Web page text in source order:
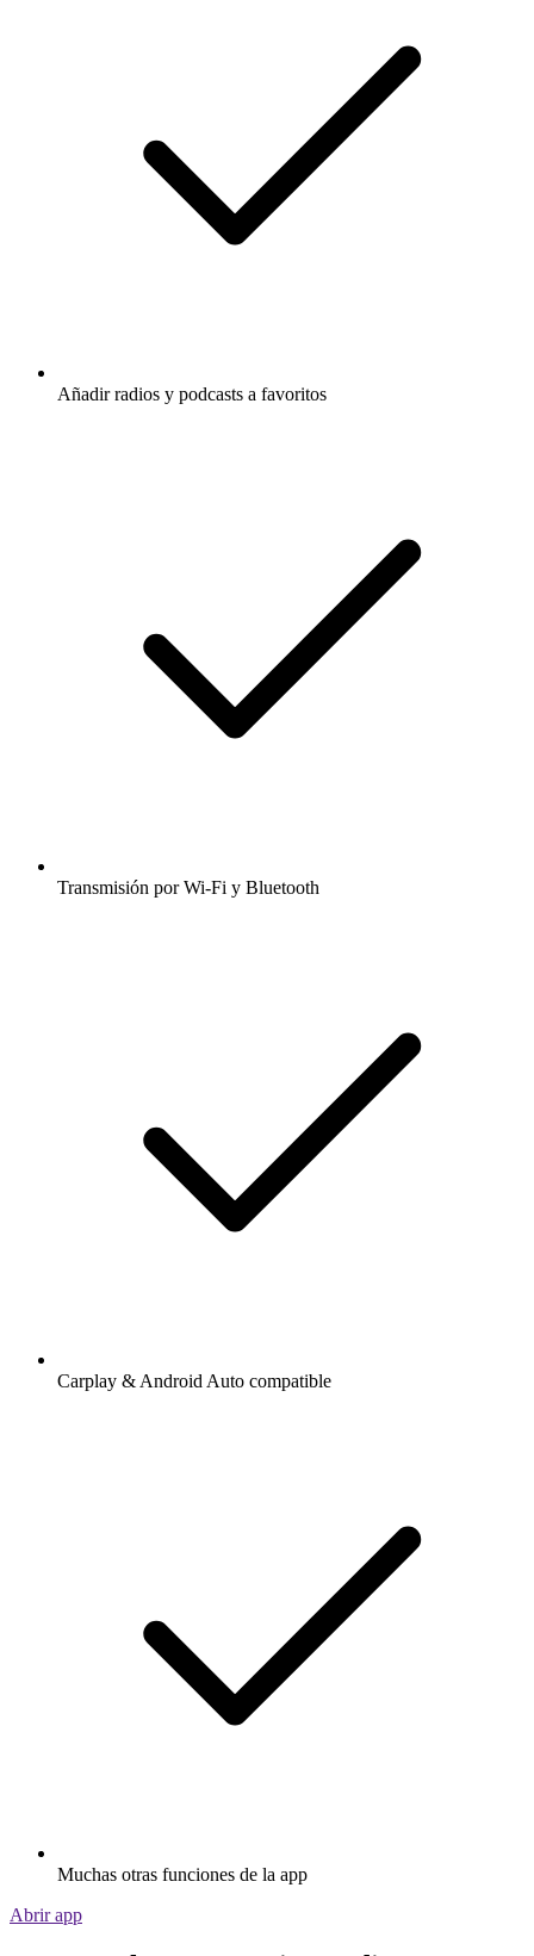
Añadir radios y podcasts a favoritos
Transmisión por Wi-Fi y Bluetooth
Carplay & Android Auto compatible
Muchas otras funciones de la app
Abrir app